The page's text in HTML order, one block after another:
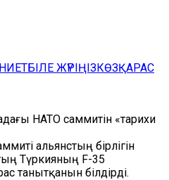
БІЛЕ ЖҮРІҢІЗКӨЗҚАРАС
НАТО саммитін «тарихи
альянстың бірлігін
Түркияның F-35
танытқанын білдірді.